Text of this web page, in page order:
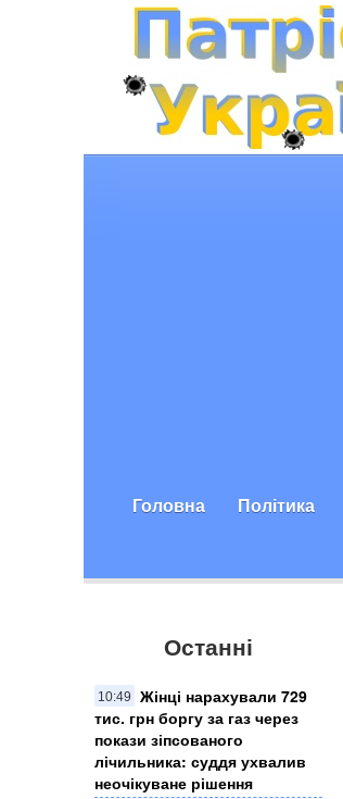
Головна Політика
Останні
10:49
Жінці нарахували 729
тис. грн боргу за газ через
покази зіпсованого
лічильника: суддя ухвалив
неочікуване рішення